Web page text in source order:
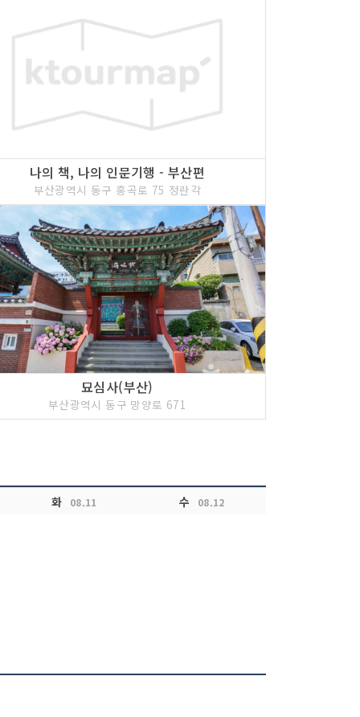
나의 책, 나의 인문기행 - 부산편
부산광역시 동구 홍곡로 75 정란각
묘심사(부산)
부산광역시 동구 망양로 671
화 08.11 수 08.12